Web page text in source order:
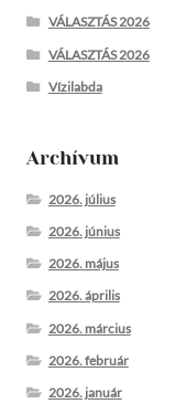
VÁLASZTÁS 2026
VÁLASZTÁS 2026
Vízilabda
Archívum
2026. július
2026. június
2026. május
2026. április
2026. március
2026. február
2026. január